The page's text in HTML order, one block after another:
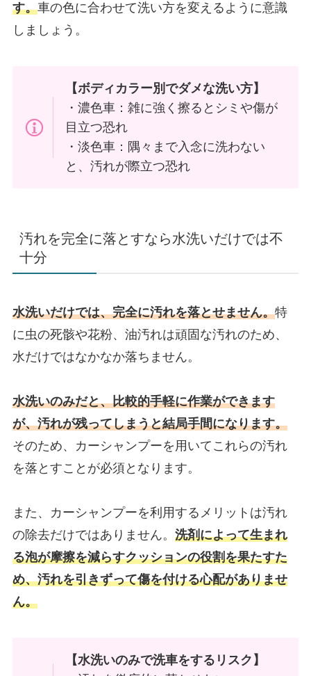
す。車の色に合わせて洗い方を変えるように意識
しましょう。
【ボディカラー別でダメな洗い方】
・濃色車：雑に強く擦るとシミや傷が
目立つ恐れ
・淡色車：隅々まで入念に洗わない
と、汚れが際立つ恐れ
汚れを完全に落とすなら水洗いだけでは不
十分
水洗いだけでは、完全に汚れを落とせません。特
に虫の死骸や花粉、油汚れは頑固な汚れのため、
水だけではなかなか落ちません。
水洗いのみだと、比較的手軽に作業ができます
が、汚れが残ってしまうと結局手間になります。
そのため、カーシャンプーを用いてこれらの汚れ
を落とすことが必須となります。
また、カーシャンプーを利用するメリットは汚れ
の除去だけではありません。 洗剤によって生まれ
る泡が摩擦を減らすクッションの役割を果たすた
め、汚れを引きずって傷を付ける心配がありませ
ん。
【水洗いのみで洗車をするリスク】